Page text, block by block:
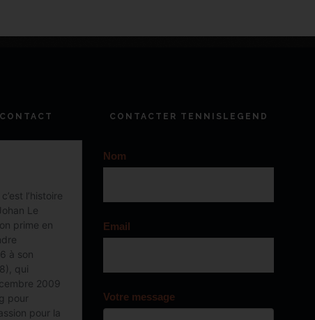
CONTACTER TENNISLEGEND
Nom
Email
Votre message